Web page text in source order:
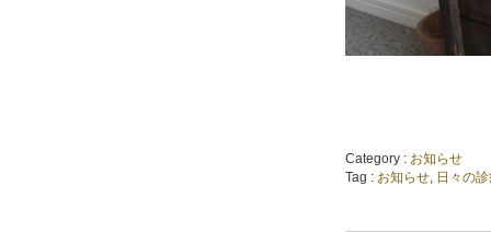
Category : お知らせ
Tag : お知らせ, 日々の